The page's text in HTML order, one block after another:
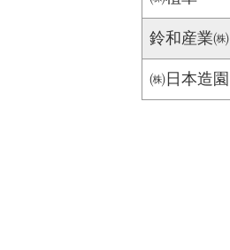
鈴和産業㈱
㈱日本造園